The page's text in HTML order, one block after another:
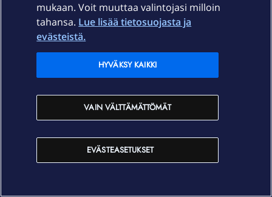
OmaYhteisön kuukausikirje kesäkuu 2026
OmaYhteisö on valmiina auttamaan!
mukaan. Voit muuttaa valintojasi milloin
tahansa. Lue lisää tietosuojasta ja
evästeistä.
EVÄSTEASETUKSET
VAIN VÄLTTÄMÄTTÖMÄT
HYVÄKSY KAIKKI